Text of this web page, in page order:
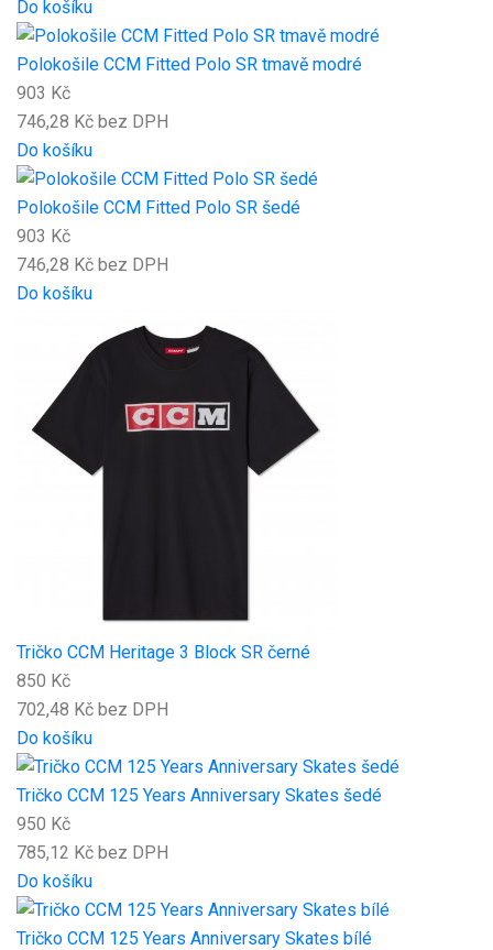
Do košíku
Polokošile CCM Fitted Polo SR tmavě modré
903 Kč
746,28 Kč bez DPH
Do košíku
Polokošile CCM Fitted Polo SR šedé
903 Kč
746,28 Kč bez DPH
Do košíku
Tričko CCM Heritage 3 Block SR černé
850 Kč
702,48 Kč bez DPH
Do košíku
Tričko CCM 125 Years Anniversary Skates šedé
950 Kč
785,12 Kč bez DPH
Do košíku
Tričko CCM 125 Years Anniversary Skates bílé